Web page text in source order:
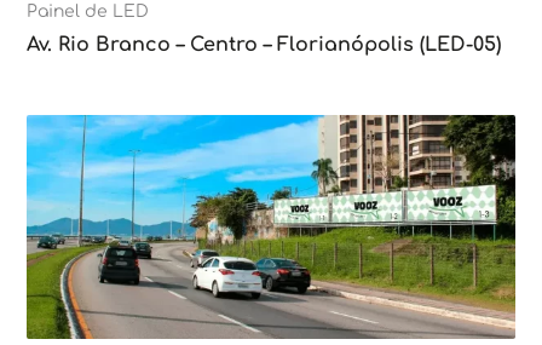
Painel de LED
Av. Rio Branco – Centro – Florianópolis (LED-05)